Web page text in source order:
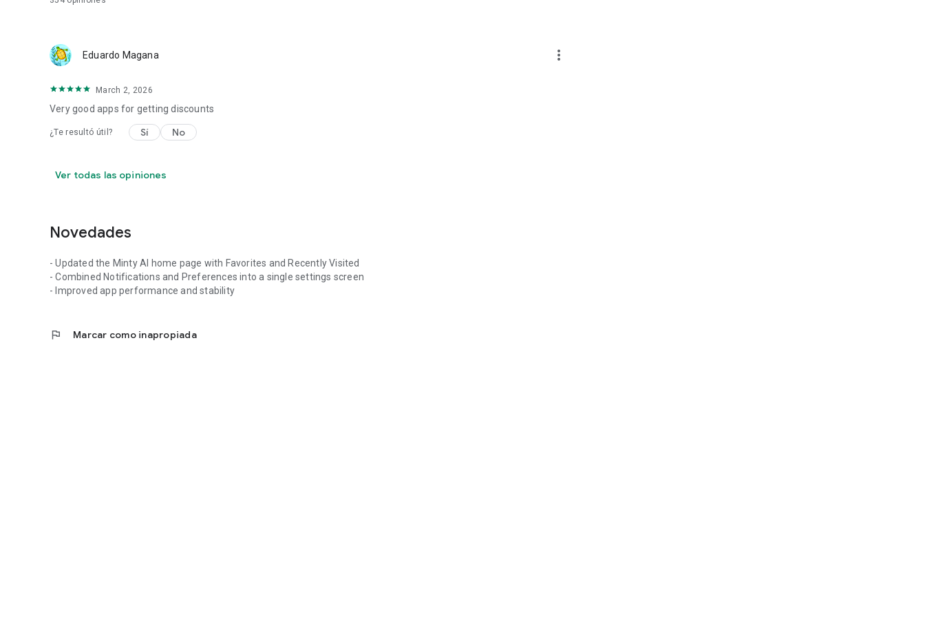
Eduardo Magana more_vert
March 2, 2026
Very good apps for getting discounts
¿Te resultó útil? Sí No
Ver todas las opiniones
Novedades
- Updated the Minty AI home page with Favorites and Recently Visited
- Combined Notifications and Preferences into a single settings screen
- Improved app performance and stability
flag Marcar como inapropiada